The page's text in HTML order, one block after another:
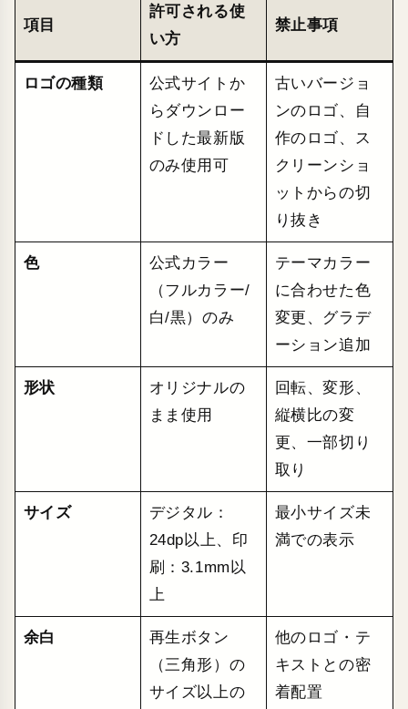
項目
許可される使
い方
禁止事項
ロゴの種類
公式サイトか
らダウンロー
ドした最新版
のみ使用可
古いバージョ
ンのロゴ、自
作のロゴ、ス
クリーンショ
ットからの切
り抜き
色
公式カラー
（フルカラー/
白/黒）のみ
テーマカラー
に合わせた色
変更、グラデ
ーション追加
形状
オリジナルの
まま使用
回転、変形、
縦横比の変
更、一部切り
取り
サイズ
デジタル：
24dp以上、印
刷：3.1mm以
上
最小サイズ未
満での表示
余白
再生ボタン
（三角形）の
サイズ以上の
他のロゴ・テ
キストとの密
着配置